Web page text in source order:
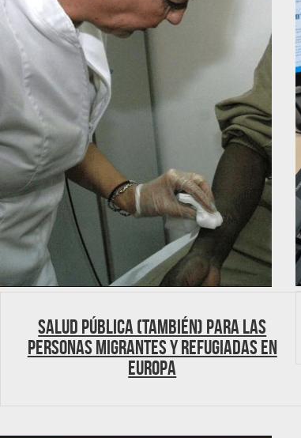
Salud Pública (también) para las
personas migrantes y refugiadas en
Europa